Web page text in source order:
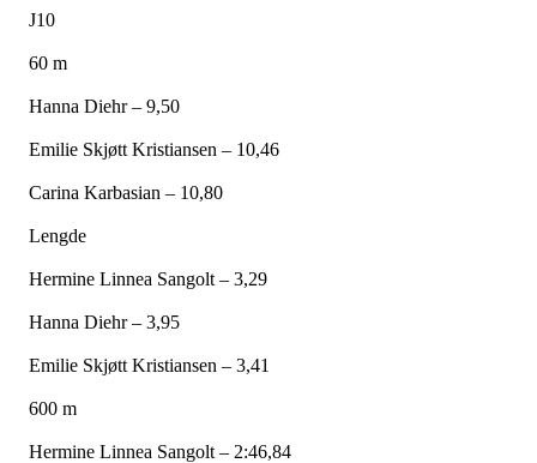
J10
60 m
Hanna Diehr – 9,50
Emilie Skjøtt Kristiansen – 10,46
Carina Karbasian – 10,80
Lengde
Hermine Linnea Sangolt – 3,29
Hanna Diehr – 3,95
Emilie Skjøtt Kristiansen – 3,41
600 m
Hermine Linnea Sangolt – 2:46,84